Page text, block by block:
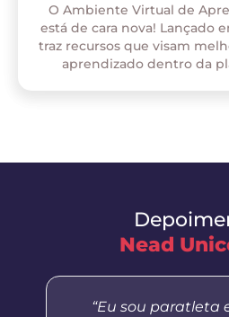
O Ambiente Virtual de
está de cara nova! Lançado
traz recursos que visam
aprendizado dentro da
Nead
“Eu sou paratleta